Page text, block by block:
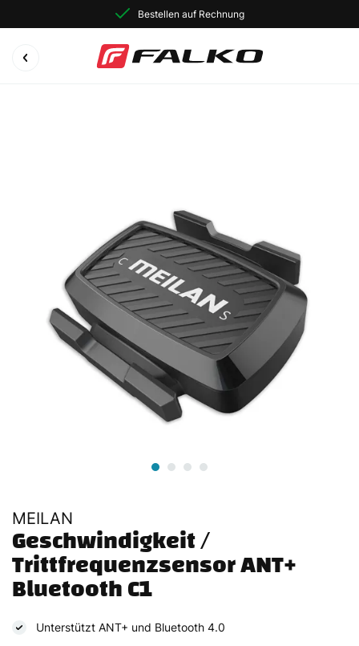
Bestellen auf Rechnung
MEILAN
Geschwindigkeit /
Trittfrequenzsensor ANT+
Bluetooth C1
Unterstützt ANT+ und Bluetooth 4.0